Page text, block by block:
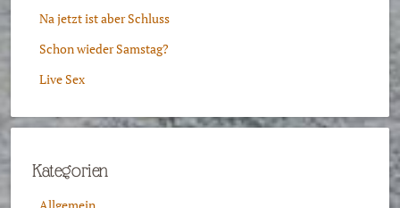
Na jetzt ist aber Schluss
Schon wieder Samstag?
Live Sex
Kategorien